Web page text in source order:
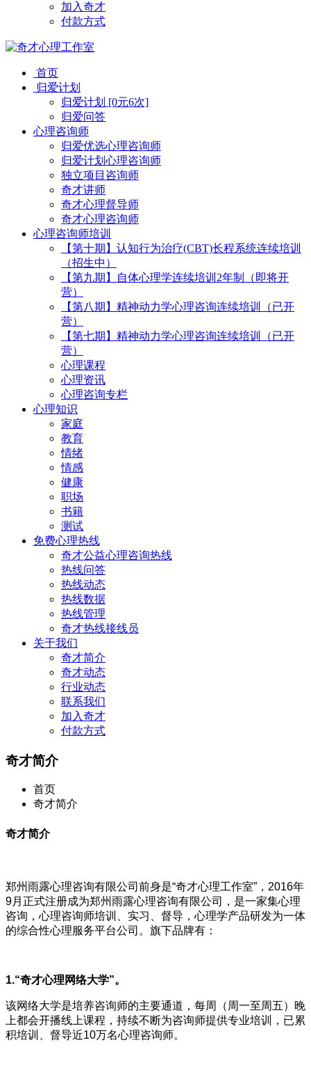
加入奇才
付款方式
首页
归爱计划
归爱计划 [0元6次]
归爱问答
心理咨询师
归爱优选心理咨询师
归爱计划心理咨询师
独立项目咨询师
奇才讲师
奇才心理督导师
奇才心理咨询师
心理咨询师培训
【第十期】认知行为治疗(CBT)长程系统连续培训
（招生中）
【第九期】自体心理学连续培训2年制（即将开
营）
【第八期】精神动力学心理咨询连续培训（已开
营）
【第七期】精神动力学心理咨询连续培训（已开
营）
心理课程
心理资讯
心理咨询专栏
心理知识
家庭
教育
情绪
情感
健康
职场
书籍
测试
免费心理热线
奇才公益心理咨询热线
热线问答
热线动态
热线数据
热线管理
奇才热线接线员
关于我们
奇才简介
奇才动态
行业动态
联系我们
加入奇才
付款方式
奇才简介
首页
奇才简介
奇才简介
郑州雨露心理咨询有限公司前身是“奇才心理工作室”，2016年
9月正式注册成为郑州雨露心理咨询有限公司，是一家集心理
咨询，心理咨询师培训、实习、督导，心理学产品研发为一体
的综合性心理服务平台公司。旗下品牌有：
1.“奇才心理网络大学”。
该网络大学是培养咨询师的主要通道，每周（周一至周五）晚
上都会开播线上课程，持续不断为咨询师提供专业培训，已累
积培训、督导近10万名心理咨询师。